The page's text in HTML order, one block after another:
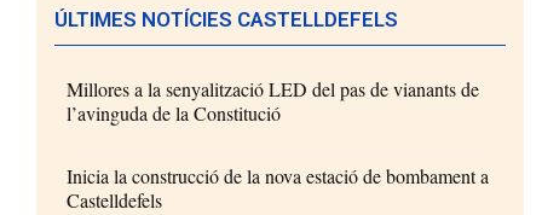
ÚLTIMES NOTÍCIES CASTELLDEFELS
Millores a la senyalització LED del pas de vianants de
l’avinguda de la Constitució
Inicia la construcció de la nova estació de bombament a
Castelldefels